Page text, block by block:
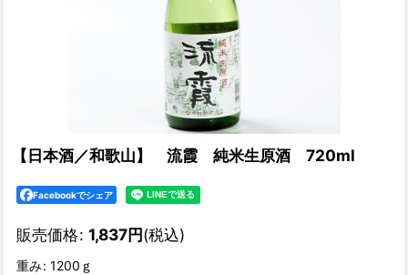
【日本酒／和歌山】 流霞 純米生原酒 720ml
Facebookでシェア
販売価格: 1,837円(税込)
重み: 1200ｇ